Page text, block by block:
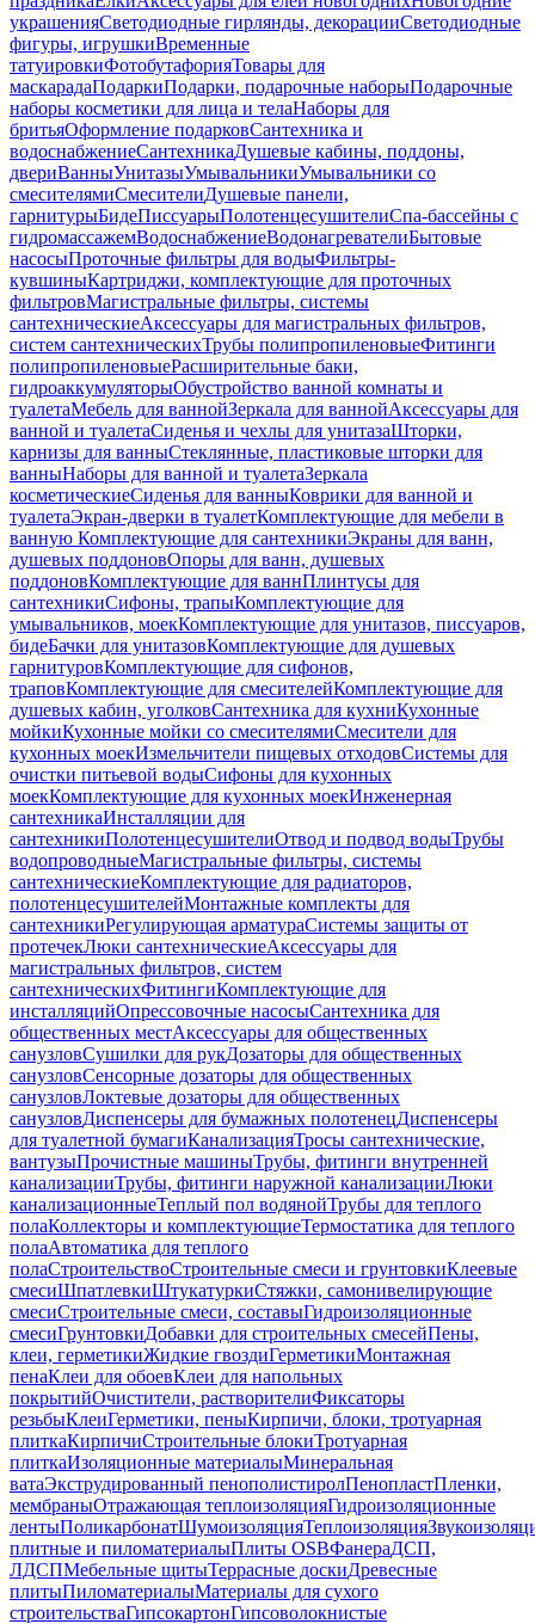
украшенияСветодиодные гирлянды, декорацииСветодиодные
фигуры, игрушкиВременные
татуировкиФотобутафорияТовары для
маскарадаПодаркиПодарки, подарочные наборыПодарочные
наборы косметики для лица и телаНаборы для
бритьяОформление подарковСантехника и
водоснабжениеСантехникаДушевые кабины, поддоны,
двериВанныУнитазыУмывальникиУмывальники со
смесителямиСмесителиДушевые панели,
гарнитурыБидеПиссуарыПолотенцесушителиСпа-бассейны с
гидромассажемВодоснабжениеВодонагревателиБытовые
насосыПроточные фильтры для водыФильтры-
кувшиныКартриджи, комплектующие для проточных
фильтровМагистральные фильтры, системы
сантехническиеАксессуары для магистральных фильтров,
систем сантехническихТрубы полипропиленовыеФитинги
полипропиленовыеРасширительные баки,
гидроаккумуляторыОбустройство ванной комнаты и
туалетаМебель для ваннойЗеркала для ваннойАксессуары для
ванной и туалетаСиденья и чехлы для унитазаШторки,
карнизы для ванныСтеклянные, пластиковые шторки для
ванныНаборы для ванной и туалетаЗеркала
косметическиеСиденья для ванныКоврики для ванной и
туалетаЭкран-дверки в туалетКомплектующие для мебели в
ванную Комплектующие для сантехникиЭкраны для ванн,
душевых поддоновОпоры для ванн, душевых
поддоновКомплектующие для ваннПлинтусы для
сантехникиСифоны, трапыКомплектующие для
умывальников, моекКомплектующие для унитазов, писсуаров,
бидеБачки для унитазовКомплектующие для душевых
гарнитуровКомплектующие для сифонов,
траповКомплектующие для смесителейКомплектующие для
душевых кабин, уголковСантехника для кухниКухонные
мойкиКухонные мойки со смесителямиСмесители для
кухонных моекИзмельчители пищевых отходовСистемы для
очистки питьевой водыСифоны для кухонных
моекКомплектующие для кухонных моекИнженерная
сантехникаИнсталляции для
сантехникиПолотенцесушителиОтвод и подвод водыТрубы
водопроводныеМагистральные фильтры, системы
сантехническиеКомплектующие для радиаторов,
полотенцесушителейМонтажные комплекты для
сантехникиРегулирующая арматураСистемы защиты от
протечекЛюки сантехническиеАксессуары для
магистральных фильтров, систем
сантехническихФитингиКомплектующие для
инсталляцийОпрессовочные насосыСантехника для
общественных местАксессуары для общественных
санузловСушилки для рукДозаторы для общественных
санузловСенсорные дозаторы для общественных
санузловЛоктевые дозаторы для общественных
санузловДиспенсеры для бумажных полотенецДиспенсеры
для туалетной бумагиКанализацияТросы сантехнические,
вантузыПрочистные машиныТрубы, фитинги внутренней
канализацииТрубы, фитинги наружной канализацииЛюки
канализационныеТеплый пол водянойТрубы для теплого
полаКоллекторы и комплектующиеТермостатика для теплого
полаАвтоматика для теплого
полаСтроительствоСтроительные смеси и грунтовкиКлеевые
смесиШпатлевкиШтукатуркиСтяжки, самонивелирующие
смесиСтроительные смеси, составыГидроизоляционные
смесиГрунтовкиДобавки для строительных смесейПены,
клеи, герметикиЖидкие гвоздиГерметикиМонтажная
пенаКлеи для обоевКлеи для напольных
покрытийОчистители, растворителиФиксаторы
резьбыКлеиГерметики, пеныКирпичи, блоки, тротуарная
плиткаКирпичиСтроительные блокиТротуарная
плиткаИзоляционные материалыМинеральная
ватаЭкструдированный пенополистиролПенопластПленки,
мембраныОтражающая теплоизоляцияГидроизоляционные
лентыПоликарбонатШумоизоляцияТеплоизоляция
плитные и пиломатериалыПлиты OSBФанераДСП,
ЛДСПМебельные щитыТеррасные доскиДревесные
плитыПиломатериалыМатериалы для сухого
строительстваГипсокартонГипсоволокнистые